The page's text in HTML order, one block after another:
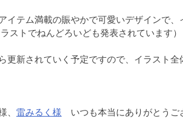
イテム満載の賑やかで可愛いデザインで
ストでねんどろいども発表されています）
更新されていく予定ですので、イラスト
雷みるく様 いつも本当にありがとうご